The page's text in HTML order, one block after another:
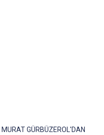
MURAT GÜRBÜZEROL'DAN